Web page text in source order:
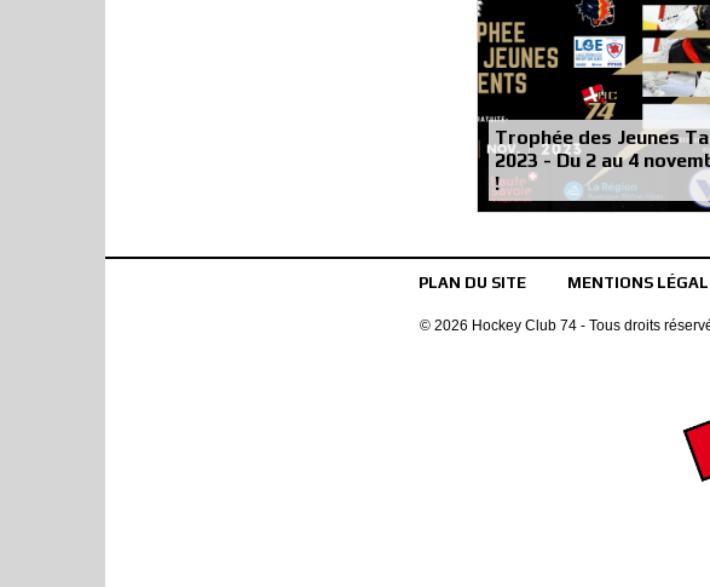
Trophée des Jeunes
2023 - Du 2 au 4
!
PLAN DU SITE MENTIONS
© 2026 Hockey Club 74 - Tous droits